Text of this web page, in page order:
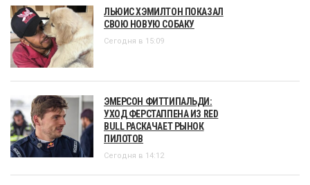
ЛЬЮИС ХЭМИЛТОН ПОКАЗАЛ
СВОЮ НОВУЮ СОБАКУ
Сегодня в 15:09
ЭМЕРСОН ФИТТИПАЛЬДИ:
УХОД ФЕРСТАППЕНА ИЗ RED
BULL РАСКАЧАЕТ РЫНОК
ПИЛОТОВ
Сегодня в 14:12